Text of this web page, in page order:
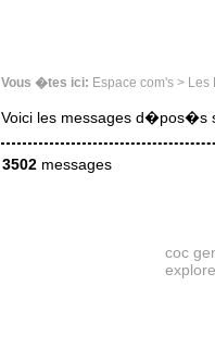
Vous �tes ici: Espace com's > Les
Voici les messages d�pos�s
3502messages
coc